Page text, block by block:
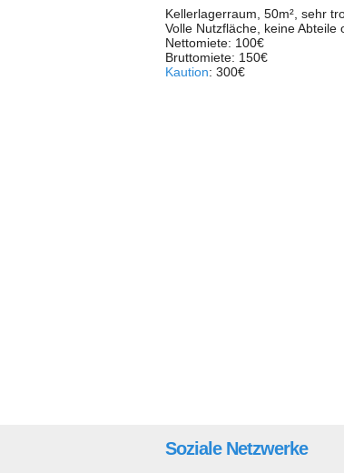
Kellerlagerraum, 50m², sehr
Volle Nutzfläche, keine Abteile
Nettomiete: 100€
Bruttomiete: 150€
Kaution: 300€
Soziale Netzwerke